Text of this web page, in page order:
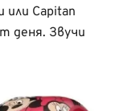
Capitan
деня. Звучи